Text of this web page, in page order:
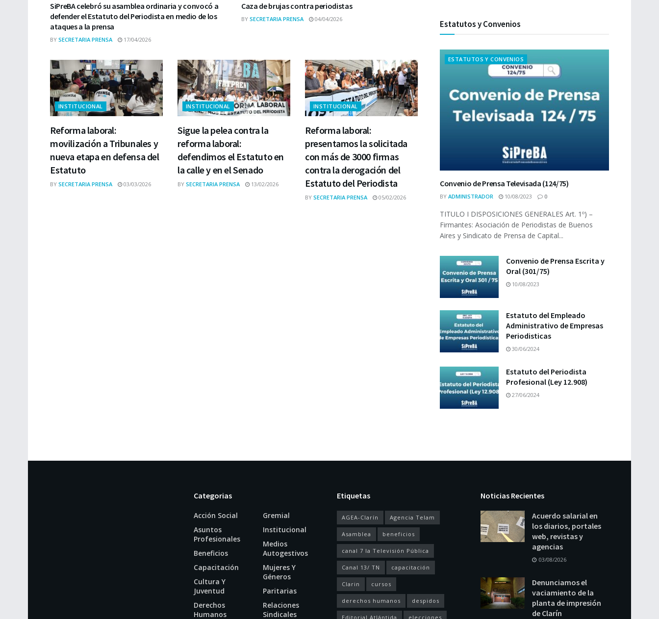
SiPreBA celebró su asamblea ordinaria y convocó a
defender el Estatuto del Periodista en medio de los
ataques a la prensa
BY SECRETARIA PRENSA 17/04/2026
Caza de brujas contra periodistas
BY SECRETARIA PRENSA 04/04/2026
INSTITUCIONAL
Reforma laboral:
movilización a Tribunales y
nueva etapa en defensa del
Estatuto
BY SECRETARIA PRENSA 03/03/2026
INSTITUCIONAL
Sigue la pelea contra la
reforma laboral:
defendimos el Estatuto en
la calle y en el Senado
BY SECRETARIA PRENSA 13/02/2026
INSTITUCIONAL
Reforma laboral:
presentamos la solicitada
con más de 3000 firmas
contra la derogación del
Estatuto del Periodista
BY SECRETARIA PRENSA 05/02/2026
Estatutos y Convenios
ESTATUTOS Y CONVENIOS
Convenio de Prensa Televisada (124/75)
BY ADMINISTRADOR 10/08/2023 0
TITULO I DISPOSICIONES GENERALES Art. 1º) –
Firmantes: Asociación de Periodistas de Buenos
Aires y Sindicato de Prensa de Capital...
Convenio de Prensa Escrita y
Oral (301/75)
10/08/2023
Estatuto del Empleado
Administrativo de Empresas
Periodisticas
30/06/2024
Estatuto del Periodista
Profesional (Ley 12.908)
27/06/2024
Categorias
Acción Social
Asuntos
Profesionales
Beneficios
Capacitación
Cultura Y
Juventud
Derechos
Humanos
Gremial
Institucional
Medios
Autogestivos
Mujeres Y
Géneros
Paritarias
Relaciones
Sindicales
Etiquetas
AGEA-Clarín Agencia Telam
Asamblea beneficios
canal 7 la Televisión Pública
Canal 13/ TN capacitación
Clarin cursos
derechos humanos despidos
Editorial Atlántida elecciones
Noticias Recientes
Acuerdo salarial en
los diarios, portales
web, revistas y
agencias
03/08/2026
Denunciamos el
vaciamiento de la
planta de impresión
de Clarín